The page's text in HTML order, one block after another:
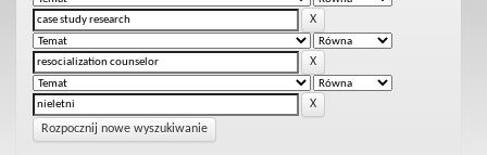
Rozpocznij nowe wyszukiwanie